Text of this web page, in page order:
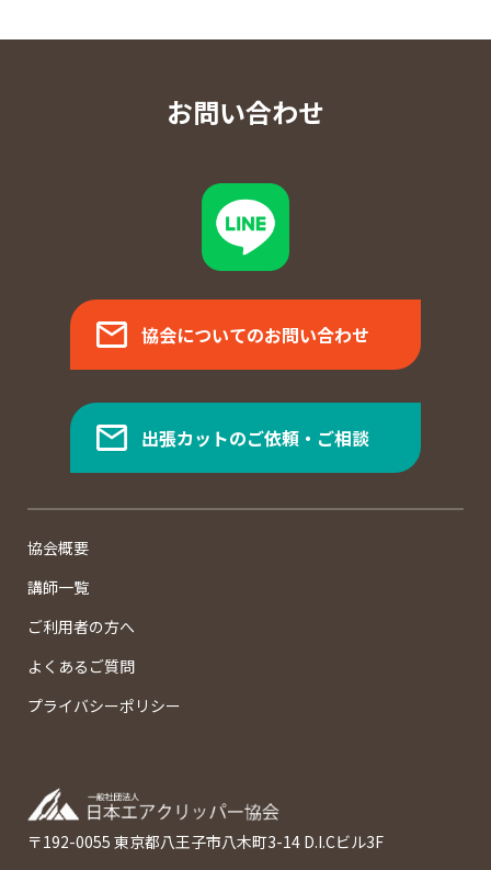
お問い合わせ
協会についてのお問い合わせ
出張カットのご依頼・ご相談
協会概要
講師一覧
ご利用者の方へ
よくあるご質問
プライバシーポリシー
〒192-0055 東京都八王子市八木町3-14 D.I.Cビル3F